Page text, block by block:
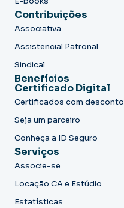
Contribuições
Associativa
Assistencial Patronal
Sindical
Benefícios
Certificado Digital
Certificados com desconto
Seja um parceiro
Conheça a ID Seguro
Serviços
Associe-se
Locação CA e Estúdio
Estatísticas